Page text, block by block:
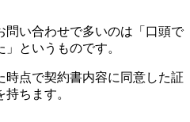
問い合わせで多いのは「口頭で
というものです。
時点で契約書内容に同意した証
ちます。